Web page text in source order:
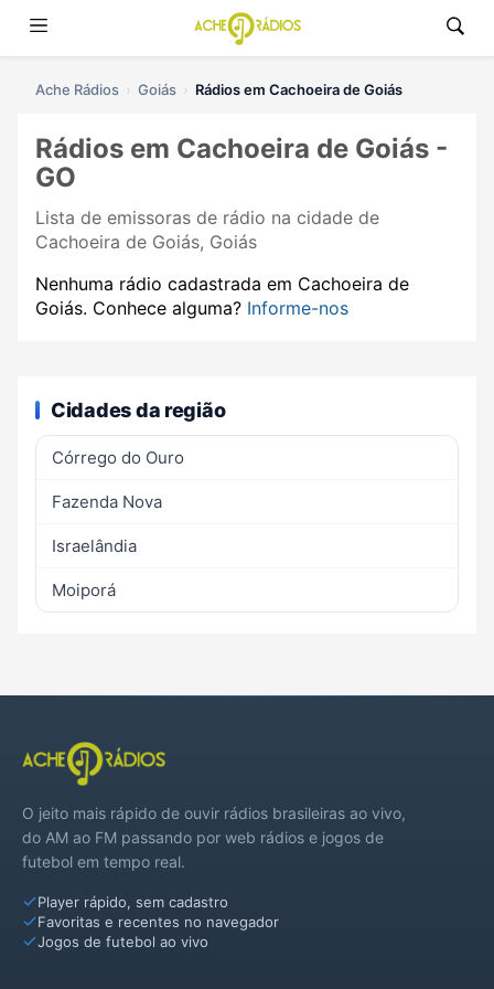
Ache Rádios Goiás Rádios em Cachoeira de Goiás
Rádios em Cachoeira de Goiás -
GO
Lista de emissoras de rádio na cidade de
Cachoeira de Goiás, Goiás
Nenhuma rádio cadastrada em Cachoeira de
Goiás. Conhece alguma? Informe-nos
Cidades da região
Córrego do Ouro
Fazenda Nova
Israelândia
Moiporá
O jeito mais rápido de ouvir rádios brasileiras ao vivo,
do AM ao FM passando por web rádios e jogos de
futebol em tempo real.
Player rápido, sem cadastro
Favoritas e recentes no navegador
Jogos de futebol ao vivo